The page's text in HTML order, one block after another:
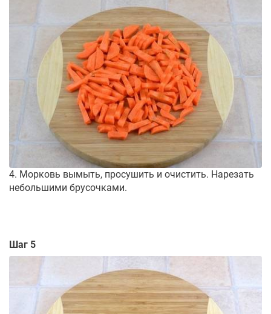
4. Морковь вымыть, просушить и очистить. Нарезать
небольшими брусочками.
Шаг 5